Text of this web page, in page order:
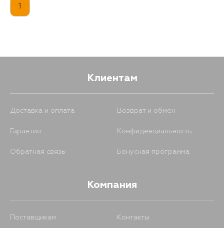
1
Клиентам
Доставка и оплата Возврат и обмен
Гарантия Конфиденциальность
Обратная связь Бонусная программа
Компания
Поставщикам Контакты